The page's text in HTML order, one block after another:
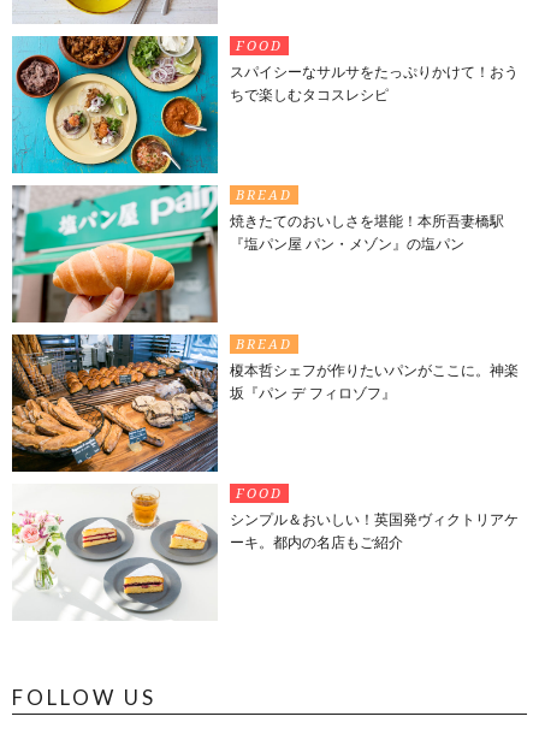
FOOD
スパイシーなサルサをたっぷりかけて！おう
ちで楽しむタコスレシピ
BREAD
焼きたてのおいしさを堪能！本所吾妻橋駅
『塩パン屋 パン・メゾン』の塩パン
BREAD
榎本哲シェフが作りたいパンがここに。神楽
坂『パン デ フィロゾフ』
FOOD
シンプル＆おいしい！英国発ヴィクトリアケ
ーキ。都内の名店もご紹介
FOLLOW US